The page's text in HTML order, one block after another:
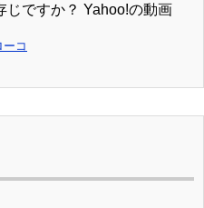
じですか？ Yahoo!の動画
ーコ